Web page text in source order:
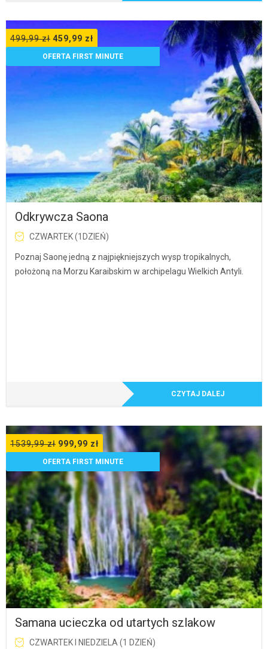
499,99zł 459,99 zł
OFERTA FIRST MINUTE
Odkrywcza Saona
CZWARTEK (1DZIEŃ)
Poznaj Saonę jedną z najpiękniejszych wysp tropikalnych,
położoną na Morzu Karaibskim w archipelagu Wielkich Antyli.
CZYTAJ DALEJ
1539,99zł 999,99 zł
OFERTA FIRST MINUTE
Samana ucieczka od utartych szlakow
CZWARTEK I NIEDZIELA (1 DZIEŃ)